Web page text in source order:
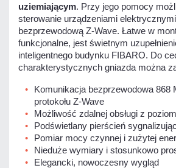
uziemiającym. Przy jego pomocy
sterowanie urządzeniami
bezprzewodową Z-Wave. Łatwe w
funkcjonalne, jest świetnym
inteligentnego budynku FIBARO. Do
charakterystycznych gniazda można
Komunikacja bezprzewodowa 868
protokołu Z-Wave
Możliwość zdalnej obsługi z
Podświetlany pierścień
Pomiar mocy czynnej i zużytej
Nieduże wymiary i stosunkowo
Elegancki, nowoczesny wygląd